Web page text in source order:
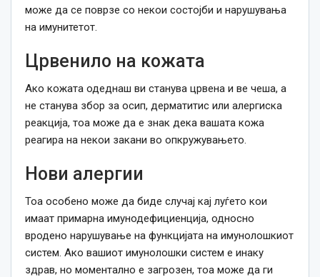
може да се поврзе со некои состојби и нарушувања
на имунитетот.
Црвенило на кожата
Ако кожата одеднаш ви станува црвена и ве чеша, а
не станува збор за осип, дерматитис или алергиска
реакција, тоа може да е знак дека вашата кожа
реагира на некои закани во опкружувањето.
Нови алергии
Тоа особено може да биде случај кај луѓето кои
имаат примарна имунодефициенција, односно
вродено нарушување на функцијата на имунолошкиот
систем. Ако вашиот имунолошки систем е инаку
здрав, но моментално е загрозен, тоа може да ги